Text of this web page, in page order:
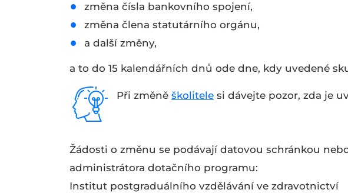
změna čísla bankovního spojení,
změna člena statutárního orgánu,
a další změny,
a to do 15 kalendářních dnů ode dne, kdy uvedené
Při změně školitele si dávejte pozor, zda je
Žádosti o změnu se podávají datovou schránkou
administrátora dotačního programu:
Institut postgraduálního vzdělávání ve zdravotnictví